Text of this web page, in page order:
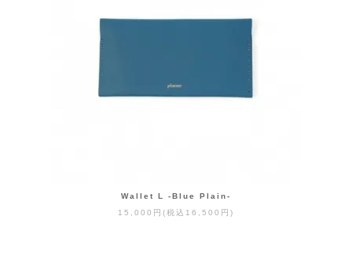
Wallet L -Blue Plain-
15,000円(税込16,500円)